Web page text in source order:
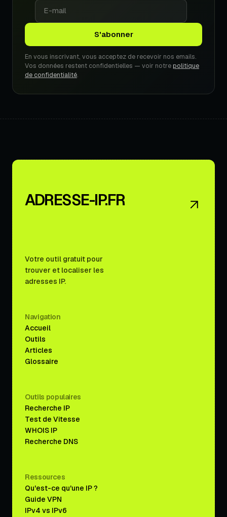
En vous inscrivant, vous acceptez de recevoir nos emails.
Vos données restent confidentielles — voir notrepolitique
de confidentialité.
ADRESSE-IP.FR
Votre outil gratuit pour
trouver et localiser les
adresses IP.
Navigation
Accueil
Outils
Articles
Glossaire
Outils populaires
Recherche IP
Test de Vitesse
WHOIS IP
Recherche DNS
Ressources
Qu'est-ce qu'une IP ?
Guide VPN
IPv4 vs IPv6